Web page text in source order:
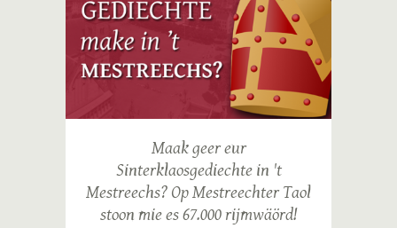
Maak geer eur
Sinterklaosgediechte in 't
Mestreechs? Op Mestreechter Taol
stoon mie es 67.000 rijmwäörd!